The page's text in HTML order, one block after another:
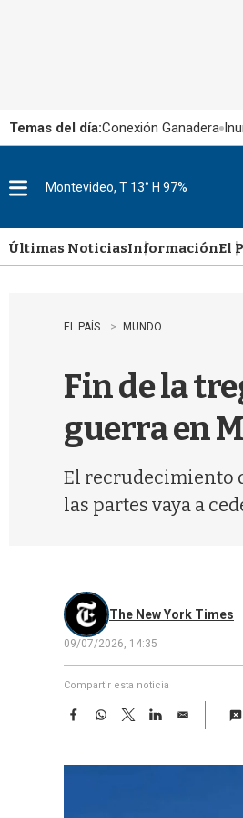
Temas del día:Conexión Ganadera
u
Montevideo, T 13° H 97%
Últimas NoticiasInformaciónEl
EL PAÍS MUNDO
Fin de la
guerra en
El recrudecimiento
las partes vaya a
The New York Times
09/07/2026, 14:35
Compartir esta noticia
F
e
W
t
T
w
t
L
k
E
i